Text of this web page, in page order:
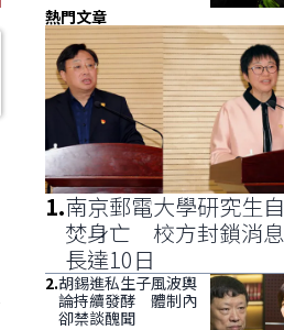
熱門文章
1.南京郵電大學研究生自
焚身亡 校方封鎖消息
長達10日
2.胡錫進私生子風波輿
論持續發酵 體制內
卻禁談醜聞